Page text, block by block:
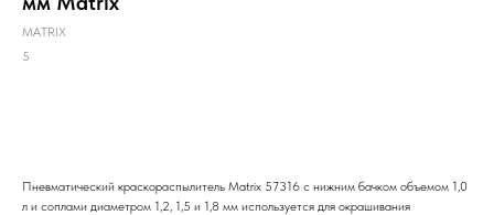
MATRIX
5
Пневматический краскораспылитель Matrix 57316 с нижним бачком объемом 1,0
л и соплами диаметром 1,2, 1,5 и 1,8 мм используется для окрашивания